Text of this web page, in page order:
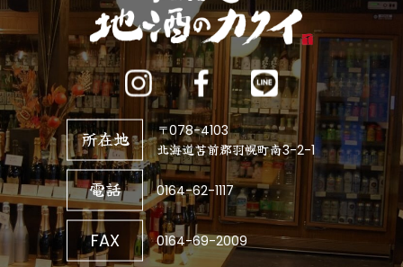
所在地
〒078-4103
北海道苫前郡羽幌町南3-2-1
電話 0164-62-1117
FAX 0164-69-2009